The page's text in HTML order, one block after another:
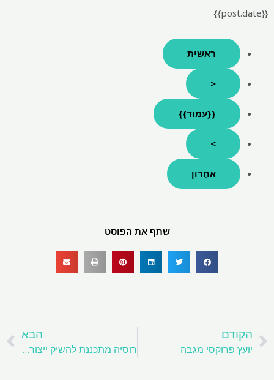
{{post.date}}
רֵאשִׁית
<
{{עמוד}}
>
אַחֲרוֹן
שתף את הפוסט
קודם
הקודם
יועץ פרוקסי מגבה
הבא
רוסיה מתכננת להשיק ייצור ליתיום בקנה מידה גדול בשנת 2030